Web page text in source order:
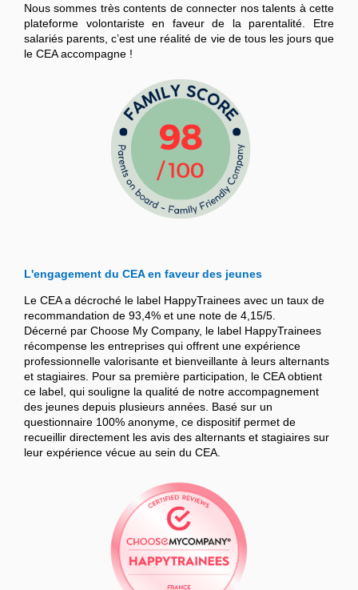
Nous sommes très contents de connecter nos talents à cette
plateforme volontariste en faveur de la parentalité. Etre
salariés parents, c’est une réalité de vie de tous les jours que
le CEA accompagne !
L'engagement du CEA en faveur des jeunes
Le CEA a décroché le label HappyTrainees avec un taux de
recommandation de 93,4% et une note de 4,15/5.
Décerné par Choose My Company, le label HappyTrainees
récompense les entreprises qui offrent une expérience
professionnelle valorisante et bienveillante à leurs alternants
et stagiaires. Pour sa première participation, le CEA obtient
ce label, qui souligne la qualité de notre accompagnement
des jeunes depuis plusieurs années. Basé sur un
questionnaire 100% anonyme, ce dispositif permet de
recueillir directement les avis des alternants et stagiaires sur
leur expérience vécue au sein du CEA.